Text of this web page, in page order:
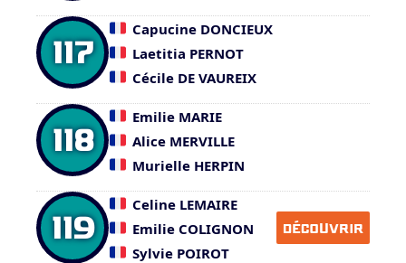
117
Capucine DONCIEUX
Laetitia PERNOT
Cécile DE VAUREIX
118
Emilie MARIE
Alice MERVILLE
Murielle HERPIN
119
Celine LEMAIRE
Emilie COLIGNON
Sylvie POIROT
DÉCOUVRIR